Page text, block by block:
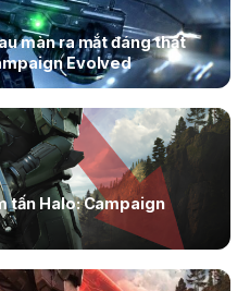
màn ra mắt đáng thất
Evolved
tấn Halo: Campaign